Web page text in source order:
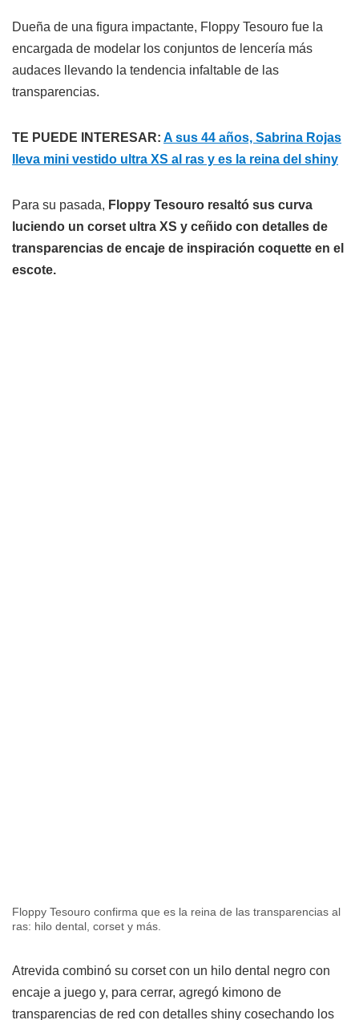
Dueña de una figura impactante, Floppy Tesouro fue la
encargada de modelar los conjuntos de lencería más
audaces llevando la tendencia infaltable de las
transparencias.
TE PUEDE INTERESAR: A sus 44 años, Sabrina Rojas
lleva mini vestido ultra XS al ras y es la reina del shiny
Para su pasada, Floppy Tesouro resaltó sus curva
luciendo un corset ultra XS y ceñido con detalles de
transparencias de encaje de inspiración coquette en el
escote.
Floppy Tesouro confirma que es la reina de las transparencias al
ras: hilo dental, corset y más.
Atrevida combinó su corset con un hilo dental negro con
encaje a juego y, para cerrar, agregó kimono de
transparencias de red con detalles shiny cosechando los